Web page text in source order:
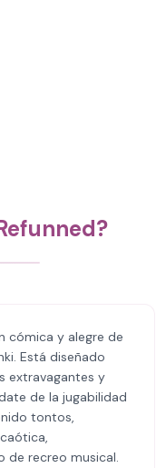
cómica y alegre de
Está diseñado
extravagantes y
de la jugabilidad
tontos,
de recreo musical.